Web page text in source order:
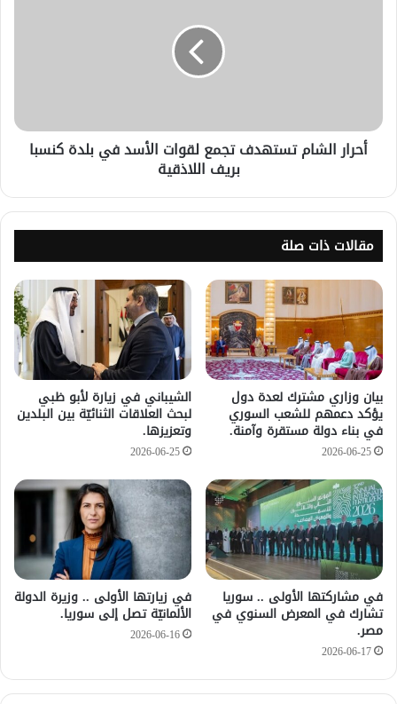
أحرار الشام تستهدف تجمع لقوات الأسد في بلدة كنسبا
بريف اللاذقية
مقالات ذات صلة
بيان وزاري مشترك لعدة دول
يؤكد دعمهم للشعب السوري
في بناء دولة مستقرة وآمنة.
2026-06-25
الشيباني في زيارة لأبو ظبي
لبحث العلاقات الثنائيّة بين البلدين
وتعزيزها.
2026-06-25
في مشاركتها الأولى .. سوريا
تشارك في المعرض السنوي في
مصر.
2026-06-17
في زيارتها الأولى .. وزيرة الدولة
الألمانيّة تصل إلى سوريا.
2026-06-16